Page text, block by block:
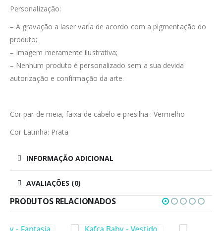
Personalização:
– A gravação a laser varia de acordo com a pigmentação do
produto;
– Imagem meramente ilustrativa;
– Nenhum produto é personalizado sem a sua devida
autorização e confirmação da arte.
Cor par de meia, faixa de cabelo e presilha : Vermelho
Cor Latinha: Prata
INFORMAÇÃO ADICIONAL
AVALIAÇÕES (0)
PRODUTOS RELACIONADOS